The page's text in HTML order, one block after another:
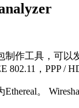
制作工具，可
802.11，PPP /
。